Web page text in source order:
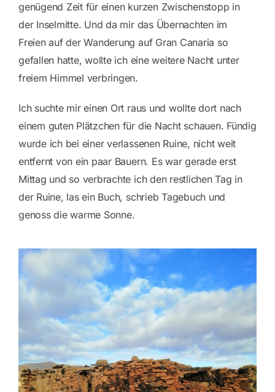
genügend Zeit für einen kurzen Zwischenstopp in
der Inselmitte. Und da mir das Übernachten im
Freien auf der Wanderung auf Gran Canaria so
gefallen hatte, wollte ich eine weitere Nacht unter
freiem Himmel verbringen.
Ich suchte mir einen Ort raus und wollte dort nach
einem guten Plätzchen für die Nacht schauen. Fündig
wurde ich bei einer verlassenen Ruine, nicht weit
entfernt von ein paar Bauern. Es war gerade erst
Mittag und so verbrachte ich den restlichen Tag in
der Ruine, las ein Buch, schrieb Tagebuch und
genoss die warme Sonne.